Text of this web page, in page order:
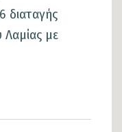
διαταγής
με